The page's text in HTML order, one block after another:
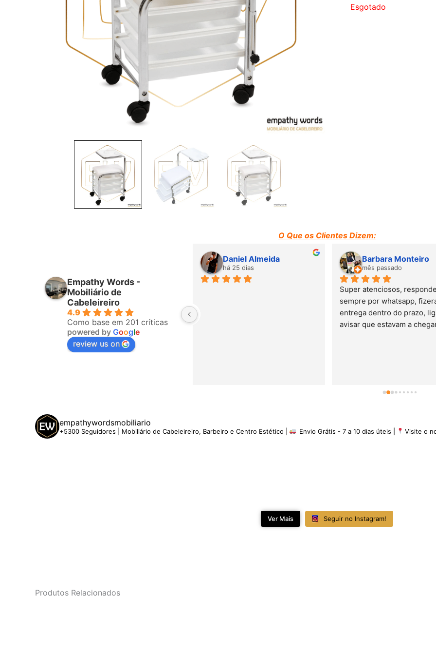
Esgotado
O Que os Clientes Dizem:
Empathy Words -
Mobiliário de
Cabeleireiro
4.9
Como base em 201 críticas
powered by Google
review us on
Sempre muito bem atendido por
todos da equipa! Já é a terceira
vez que compro com eles.
Recomendo!
Susana Barbosa
mês passado
Suzane Moraes
mês passado
Adorei o atendimento.
de ótima qualidade.
prazo previsto. Adorei e
recomendo.
empathywordsmobiliario
+5300 Seguidores | Mobiliário de Cabeleireiro, Barbeiro e Centro Estético | Envio Grátis - 7 a 10 dias úteis | Visite o
Ver Mais Seguir no Instagram!
Produtos Relacionados